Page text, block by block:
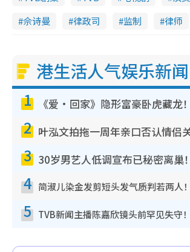
佘诗曼
律政司 监制 律师
港生活人气娱乐新闻
1
2
3
4
5